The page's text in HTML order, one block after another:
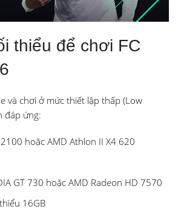
thiểu để chơi FC
và chơi ở mức thiết lập thấp (Low
đáp ứng:
hoặc AMD Athlon II X4 620
GT 730 hoặc AMD Radeon HD 7570
16GB